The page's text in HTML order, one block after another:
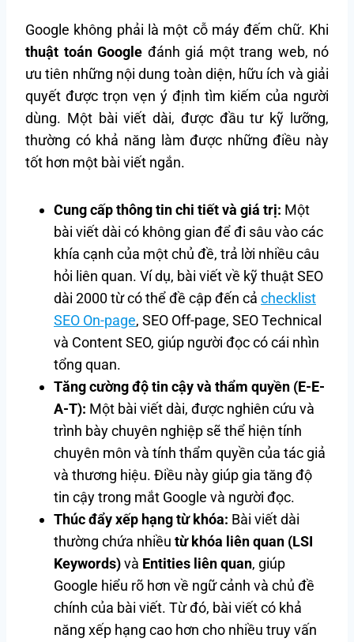
Google không phải là một cỗ máy đếm chữ. Khi
thuật toán Google đánh giá một trang web, nó
ưu tiên những nội dung toàn diện, hữu ích và giải
quyết được trọn vẹn ý định tìm kiếm của người
dùng. Một bài viết dài, được đầu tư kỹ lưỡng,
thường có khả năng làm được những điều này
tốt hơn một bài viết ngắn.
Cung cấp thông tin chi tiết và giá trị: Một
bài viết dài có không gian để đi sâu vào các
khía cạnh của một chủ đề, trả lời nhiều câu
hỏi liên quan. Ví dụ, bài viết về kỹ thuật SEO
dài 2000 từ có thể đề cập đến cả checklist
SEO On-page, SEO Off-page, SEO Technical
và Content SEO, giúp người đọc có cái nhìn
tổng quan.
Tăng cường độ tin cậy và thẩm quyền (E-E-
A-T): Một bài viết dài, được nghiên cứu và
trình bày chuyên nghiệp sẽ thể hiện tính
chuyên môn và tính thẩm quyền của tác giả
và thương hiệu. Điều này giúp gia tăng độ
tin cậy trong mắt Google và người đọc.
Thúc đẩy xếp hạng từ khóa: Bài viết dài
thường chứa nhiều từ khóa liên quan (LSI
Keywords)và Entities liên quan, giúp
Google hiểu rõ hơn về ngữ cảnh và chủ đề
chính của bài viết. Từ đó, bài viết có khả
năng xếp hạng cao hơn cho nhiều truy vấn